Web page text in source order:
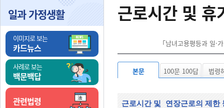
일과 가정생활
이미지로 보는
카드뉴스
사례로 보는
백문백답
관련법령
근로시간 및 휴
「남녀고용평등과 일
본문 100문 100답 법령
근로시간 및 연장근로의 제한